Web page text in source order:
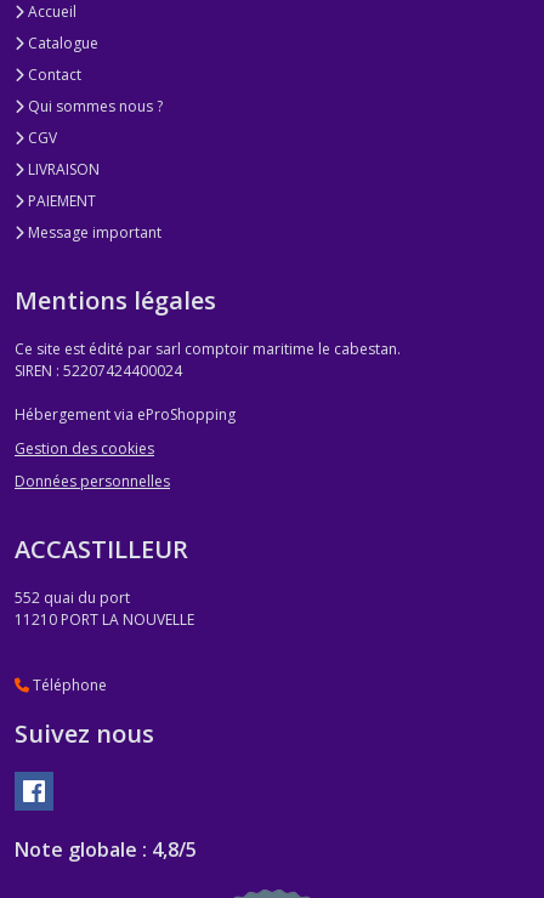
Accueil
Catalogue
Contact
Qui sommes nous ?
CGV
LIVRAISON
PAIEMENT
Message important
Mentions légales
Ce site est édité par sarl comptoir maritime le cabestan.
SIREN : 52207424400024
Hébergement via eProShopping
Gestion des cookies
Données personnelles
ACCASTILLEUR
552 quai du port
11210 PORT LA NOUVELLE
Téléphone
Suivez nous
Note globale : 4,8/5